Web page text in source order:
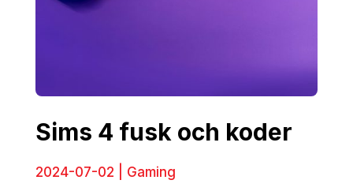
Sims 4 fusk och koder
2024-07-02 | Gaming